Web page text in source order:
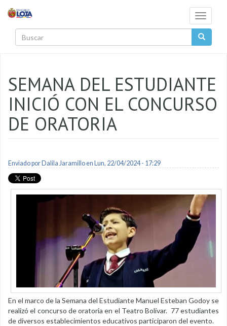
Toggle
SEMANA DEL ESTUDIANTE
INICIÓ CON EL CONCURSO
DE ORATORIA
Enviado por Dalila Jaramilloen Lun, 22/04/2024 - 17:29
En el marco de la Semana del Estudiante Manuel Esteban Godoy se
realizó el concurso de oratoria en el Teatro Bolívar. 77 estudiantes
de diversos establecimientos educativos participaron del evento.